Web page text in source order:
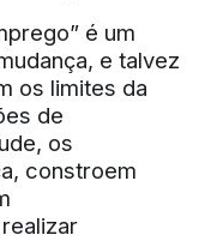
é um
e talvez
os limites da
de
os
constroem